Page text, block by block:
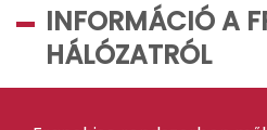
INFORMÁCIÓ A
HÁLÓZATRÓL